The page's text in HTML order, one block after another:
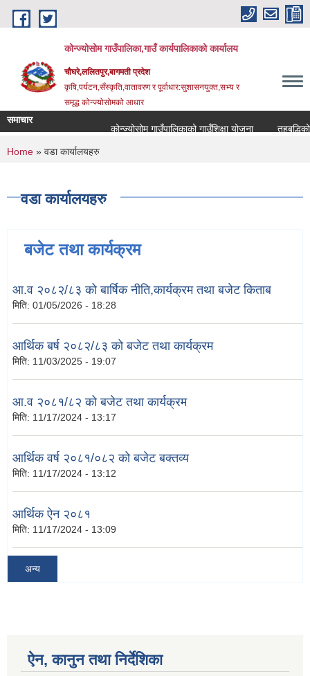
Skip to main content
कोन्ज्योसोम गाउँपालिका,गाउँ कार्यपालिकाको कार्यालय
चौघरे,ललितपुर,बागमती प्रदेश
कृषि,पर्यटन,सँस्कृति,वातावरण र पूर्वाधार:सुशासनयुक्त,सभ्य र
समृद्ध कोन्ज्योसोमको आधार
समाचार
कोन्ज्योसोम गाउँपालिकाको गाउँशिक्षा योजना
You are here
Home » वडा कार्यालयहरु
वडा कार्यालयहरु
बजेट तथा कार्यक्रम
आ.व २०८२/८३ को बार्षिक नीति,कार्यक्रम तथा बजेट किताब
मिति: 01/05/2026 - 18:28
आर्थिक बर्ष २०८२/८३ को बजेट तथा कार्यक्रम
मिति: 11/03/2025 - 19:07
आ.व २०८१/८२ को बजेट तथा कार्यक्रम
मिति: 11/17/2024 - 13:17
आर्थिक वर्ष २०८१/०८२ को बजेट बक्तव्य
मिति: 11/17/2024 - 13:12
आर्थिक ऐन २०८१
मिति: 11/17/2024 - 13:09
अन्य
ऐन, कानुन तथा निर्देशिका